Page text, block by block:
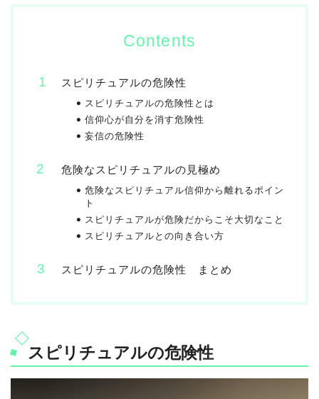
Contents
スピリチュアルの危険性
スピリチュアルの危険性とは
信仰心が自分を消す危険性
妄信の危険性
危険なスピリチュアルの見極め
危険なスピリチュアル信仰から離れるポイン
ト
スピリチュアルが危険だからこそ大切なこと
スピリチュアルとの向き合い方
スピリチュアルの危険性 まとめ
スピリチュアルの危険性